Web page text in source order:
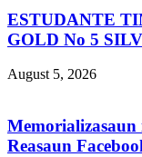
ESTUDANTE
GOLD No 5
August 5, 2026
Reasaun